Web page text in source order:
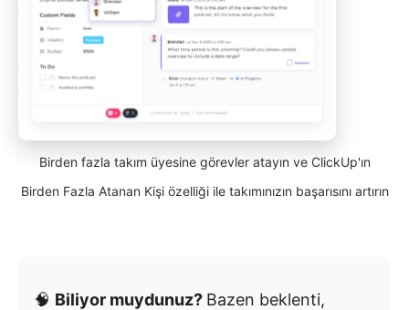
Birden fazla takım üyesine görevler atayın ve ClickUp'ın
Birden Fazla Atanan Kişi özelliği ile takımınızın başarısını artırın
🧠 Biliyor muydunuz? Bazen beklenti,